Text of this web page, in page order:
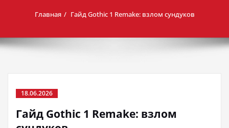
Главная Гайд Gothic 1 Remake: взлом сундуков
18.06.2026
Гайд Gothic 1 Remake: взлом